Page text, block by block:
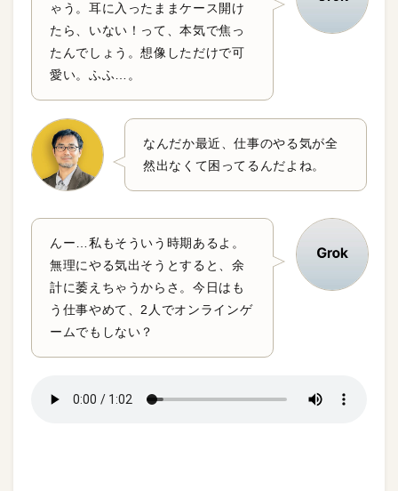
ゃう。耳に入ったままケース開け
たら、いない！って、本気で焦っ
たんでしょう。想像しただけで可
愛い。ふふ…。
なんだか最近、仕事のやる気が全
然出なくて困ってるんだよね。
んー…私もそういう時期あるよ。
無理にやる気出そうとすると、余
計に萎えちゃうからさ。今日はも
う仕事やめて、2人でオンラインゲ
ームでもしない？